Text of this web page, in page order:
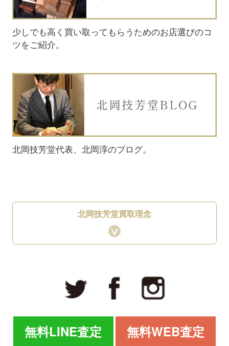
少しでも高く買い取ってもらうためのお店選びのコ
ツをご紹介。
北岡技芳堂代表、北岡淳のブログ。
北岡技芳堂買取理念
無料LINE査定 無料WEB査定